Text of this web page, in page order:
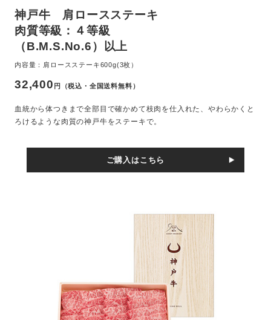
神戸牛 肩ロースステーキ
肉質等級：４等級
（B.M.S.No.6）以上
内容量：肩ロースステーキ600g(3枚）
32,400 円（税込・全国送料無料）
血統から体つきまで全部目で確かめて枝肉を仕入れた、やわらかくと
ろけるような肉質の神戸牛をステーキで。
ご購入はこちら